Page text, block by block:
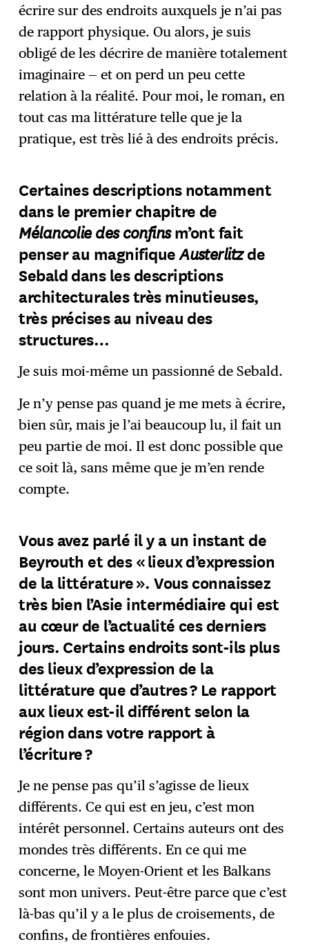
écrire sur des endroits auxquels je n’ai pas
de rapport physique. Ou alors, je suis
obligé de les décrire de manière totalement
imaginaire — et on perd un peu cette
relation à la réalité. Pour moi, le roman, en
tout cas ma littérature telle que je la
pratique, est très lié à des endroits précis.
Certaines descriptions notamment
dans le premier chapitre de
Mélancolie des confinsm’ont fait
penser au magnifiqueAusterlitzde
Sebald dans les descriptions
architecturales très minutieuses,
très précises au niveau des
structures…
Je suis moi-même un passionné de Sebald.
Je n’y pense pas quand je me mets à écrire,
bien sûr, mais je l’ai beaucoup lu, il fait un
peu partie de moi. Il est donc possible que
ce soit là, sans même que je m’en rende
compte.
Vous avez parlé il y a un instant de
Beyrouth et des « lieux d’expression
de la littérature ». Vous connaissez
très bien l’Asie intermédiaire qui est
au cœur de l’actualité ces derniers
jours. Certains endroits sont-ils plus
des lieux d’expression de la
littérature que d’autres ? Le rapport
aux lieux est-il différent selon la
région dans votre rapport à
l’écriture ?
Je ne pense pas qu’il s’agisse de lieux
différents. Ce qui est en jeu, c’est mon
intérêt personnel. Certains auteurs ont des
mondes très différents. En ce qui me
concerne, le Moyen-Orient et les Balkans
sont mon univers. Peut-être parce que c’est
là-bas qu’il y a le plus de croisements, de
confins, de frontières enfouies.